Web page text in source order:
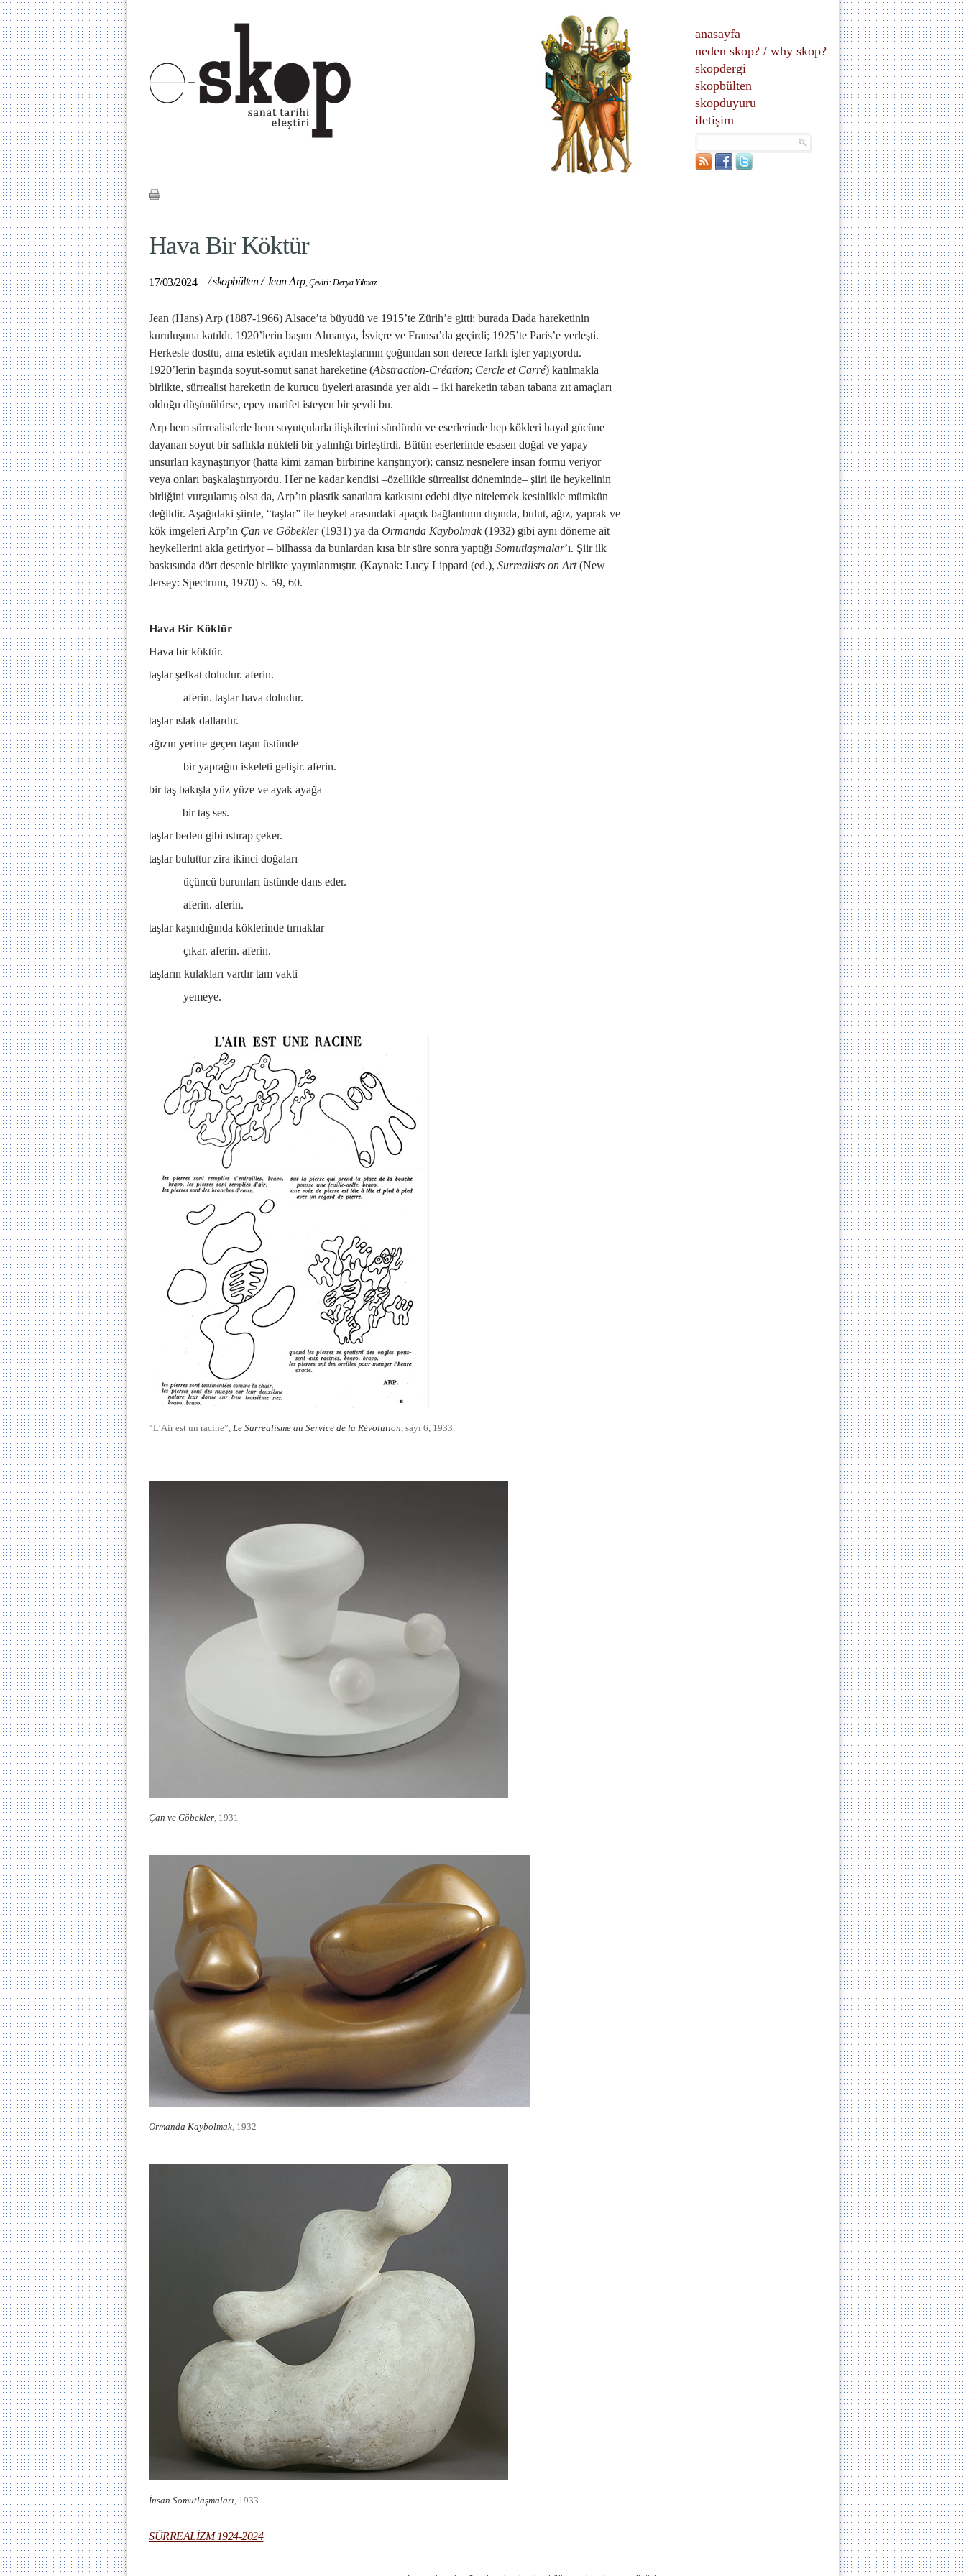
anasayfa
neden skop? / why skop?
skopdergi
skopbülten
skopduyuru
iletişim
Hava Bir Köktür
17/03/2024 /skopbülten /Jean Arp,Çeviri: Derya Yılmaz
Jean (Hans) Arp (1887-1966) Alsace’ta büyüdü ve 1915’te Zürih’e gitti; burada Dada hareketinin
kuruluşuna katıldı. 1920’lerin başını Almanya, İsviçre ve Fransa’da geçirdi; 1925’te Paris’e yerleşti.
Herkesle dosttu, ama estetik açıdan meslektaşlarının çoğundan son derece farklı işler yapıyordu.
1920’lerin başında soyut-somut sanat hareketine (Abstraction-Création; Cercle et Carré) katılmakla
birlikte, sürrealist hareketin de kurucu üyeleri arasında yer aldı – iki hareketin taban tabana zıt amaçları
olduğu düşünülürse, epey marifet isteyen bir şeydi bu.
Arp hem sürrealistlerle hem soyutçularla ilişkilerini sürdürdü ve eserlerinde hep kökleri hayal gücüne
dayanan soyut bir saflıkla nükteli bir yalınlığı birleştirdi. Bütün eserlerinde esasen doğal ve yapay
unsurları kaynaştırıyor (hatta kimi zaman birbirine karıştırıyor); cansız nesnelere insan formu veriyor
veya onları başkalaştırıyordu. Her ne kadar kendisi –özellikle sürrealist döneminde– şiiri ile heykelinin
birliğini vurgulamış olsa da, Arp’ın plastik sanatlara katkısını edebi diye nitelemek kesinlikle mümkün
değildir. Aşağıdaki şiirde, “taşlar” ile heykel arasındaki apaçık bağlantının dışında, bulut, ağız, yaprak ve
kök imgeleri Arp’ın Çan ve Göbekler(1931) ya da Ormanda Kaybolmak(1932) gibi aynı döneme ait
heykellerini akla getiriyor – bilhassa da bunlardan kısa bir süre sonra yaptığı Somutlaşmalar’ı. Şiir ilk
baskısında dört desenle birlikte yayınlanmıştır. (Kaynak: Lucy Lippard (ed.), Surrealists on Art(New
Jersey: Spectrum, 1970) s. 59, 60.
Hava Bir Köktür
Hava bir köktür.
taşlar şefkat doludur. aferin.
aferin. taşlar hava doludur.
taşlar ıslak dallardır.
ağızın yerine geçen taşın üstünde
bir yaprağın iskeleti gelişir. aferin.
bir taş bakışla yüz yüze ve ayak ayağa
bir taş ses.
taşlar beden gibi ıstırap çeker.
taşlar buluttur zira ikinci doğaları
üçüncü burunları üstünde dans eder.
aferin. aferin.
taşlar kaşındığında köklerinde tırnaklar
çıkar. aferin. aferin.
taşların kulakları vardır tam vakti
yemeye.
“L’Air est un racine”, Le Surrealisme au Service de la Révolution, sayı 6, 1933.
Çan ve Göbekler, 1931
Ormanda Kaybolmak, 1932
İnsan Somutlaşmaları, 1933
SÜRREALİZM 1924-2024